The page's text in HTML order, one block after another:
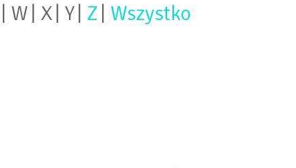
W X Y Z Wszystko